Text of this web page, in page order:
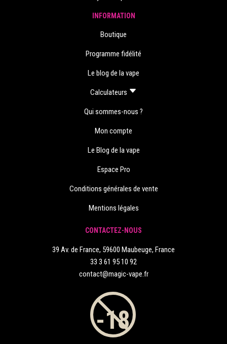
INFORMATION
Boutique
Programme fidélité
Le blog de la vape
Calculateurs
Qui sommes-nous ?
Mon compte
Le Blog de la vape
Espace Pro
Conditions générales de vente
Mentions légales
CONTACTEZ-NOUS
39 Av. de France, 59600 Maubeuge, France
33 3 61 95 10 92
contact@magic-vape.fr